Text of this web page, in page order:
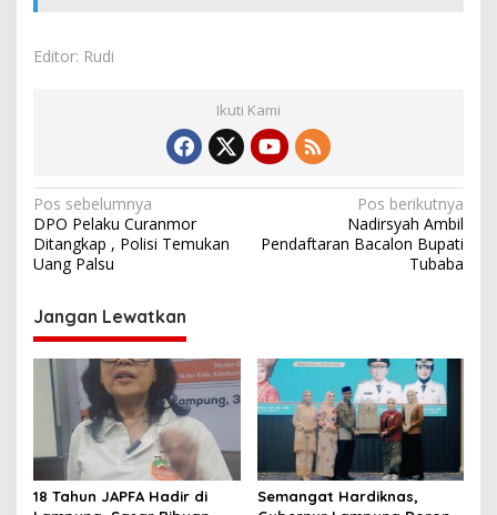
Editor: Rudi
Ikuti Kami
N
a
v
i
g
a
p
o
Pos sebelumnya
DPO Pelaku Curanmor
Ditangkap , Polisi Temukan
Uang Palsu
Pos berikutnya
Nadirsyah Ambil
Pendaftaran Bacalon Bupati
Tubaba
Jangan Lewatkan
18 Tahun JAPFA Hadir di
Semangat Hardiknas,